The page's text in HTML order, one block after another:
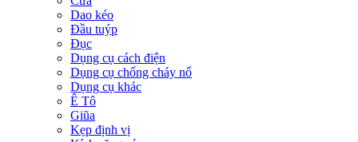
Dao kéo
Đầu tuýp
Đục
Dụng cụ cách điện
Dụng cụ chống cháy nổ
Dụng cụ khác
Ê Tô
Giũa
Kẹp định vị